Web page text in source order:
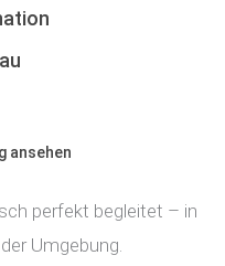
ansehen
perfekt begleitet – in
Umgebung.